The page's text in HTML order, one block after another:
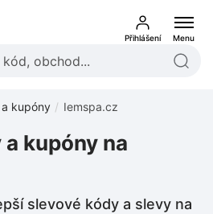
Přihlášení Menu
kupóny Iemspa.cz
kupóny na
slevové kódy a slevy na